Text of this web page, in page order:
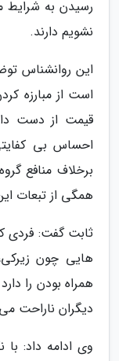
رسیدن به شرایط
نشویم دارند.
این روانشناس
است از مبارزه
قیمت از دست
احساس بی
برخلاف منافع
همگی از تبعات
ثابت گفت: فردی
هایی چون
همراه بودن را
دیگران ناراحت
وی ادامه داد: با